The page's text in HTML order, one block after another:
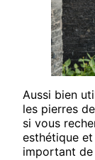
Aussi bien
les pierres
si vous
esthétique
important